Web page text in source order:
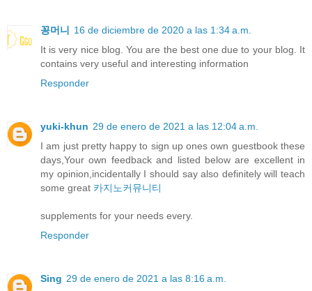
꽁머니
16 de diciembre de 2020 a las 1:34 a.m.
It is very nice blog. You are the best one due to your blog. It
contains very useful and interesting information
Responder
yuki-khun 29 de enero de 2021 a las 12:04 a.m.
I am just pretty happy to sign up ones own guestbook these
days,Your own feedback and listed below are excellent in
my opinion,incidentally I should say also definitely will teach
some great 카지노커뮤니티
supplements for your needs every.
Responder
Sing 29 de enero de 2021 a las 8:16 a.m.